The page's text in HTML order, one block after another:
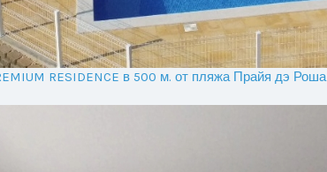
RESIDENCE в 500 м. от пляжа Прайя дэ Роша